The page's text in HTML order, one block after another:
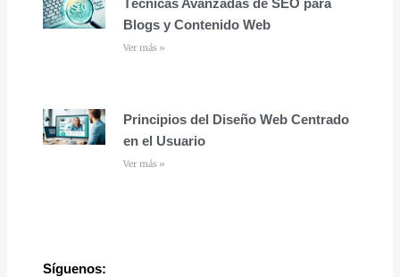
Blogs y Contenido Web
Ver más »
Principios del Diseño Web Centrado
en el Usuario
Ver más »
Síguenos: